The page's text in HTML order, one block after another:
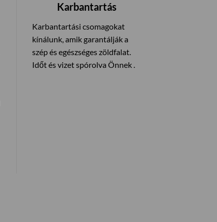
Karbantartás
Karbantartási csomagokat
kínálunk, amik garantálják a
szép és egészséges zöldfalat.
Időt és vizet spórolva Önnek .